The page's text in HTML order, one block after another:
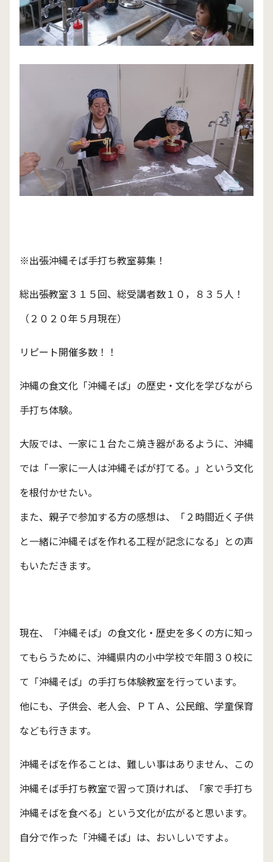
※出張沖縄そば手打ち教室募集！
総出張教室３１５回、総受講者数１０，８３５人！
（２０２０年５月現在）
リピート開催多数！！
沖縄の食文化「沖縄そば」の歴史・文化を学びながら
手打ち体験。
大阪では、一家に１台たこ焼き器があるように、沖縄
では「一家に一人は沖縄そばが打てる。」という文化
を根付かせたい。
また、親子で参加する方の感想は、「２時間近く子供
と一緒に沖縄そばを作れる工程が記念になる」との声
もいただきます。
現在、「沖縄そば」の食文化・歴史を多くの方に知っ
てもらうために、沖縄県内の小中学校で年間３０校に
て「沖縄そば」の手打ち体験教室を行っています。
他にも、子供会、老人会、ＰＴＡ、公民館、学童保育
なども行きます。
沖縄そばを作ることは、難しい事はありません、この
沖縄そば手打ち教室で習って頂ければ、「家で手打ち
沖縄そばを食べる」という文化が広がると思います。
自分で作った「沖縄そば」は、おいしいですよ。